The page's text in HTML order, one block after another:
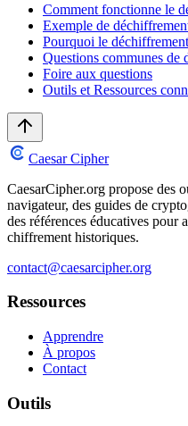
Comment fonctionne le
Exemple de
Pourquoi le
Questions communes de
Foire aux questions
Outils et Ressources
Caesar Cipher
CaesarCipher.org propose des
navigateur, des guides de
des références éducatives pour
chiffrement historiques.
contact@caesarcipher.org
Ressources
Apprendre
À propos
Contact
Outils